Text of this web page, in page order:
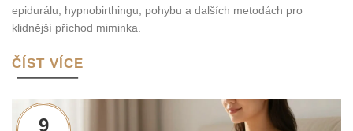
epidurálu, hypnobirthingu, pohybu a dalších metodách pro
klidnější příchod miminka.
ČÍST VÍCE
9